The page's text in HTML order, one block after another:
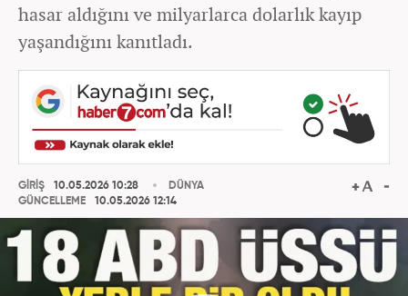
hasar aldığını ve milyarlarca dolarlık kayıp
yaşandığını kanıtladı.
GİRİŞ
10.05.2026 10:28
GÜNCELLEME
10.05.2026 12:14
DÜNYA